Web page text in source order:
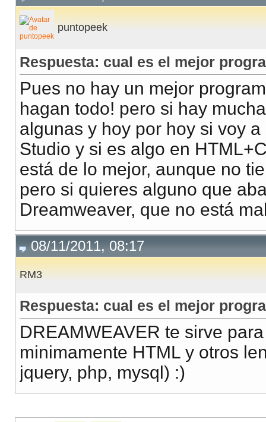
puntopeek
Respuesta: cual es el mejor
Pues no hay un mejor
hagan todo! pero si hay
algunas y hoy por hoy si voy
Studio y si es algo en
está de lo mejor, aunque no
pero si quieres alguno que
Dreamweaver, que no está
08/11/2011, 08:17
RM3
Respuesta: cual es el mejor
DREAMWEAVER te sirve
minimamente HTML y otros
jquery, php, mysql) :)